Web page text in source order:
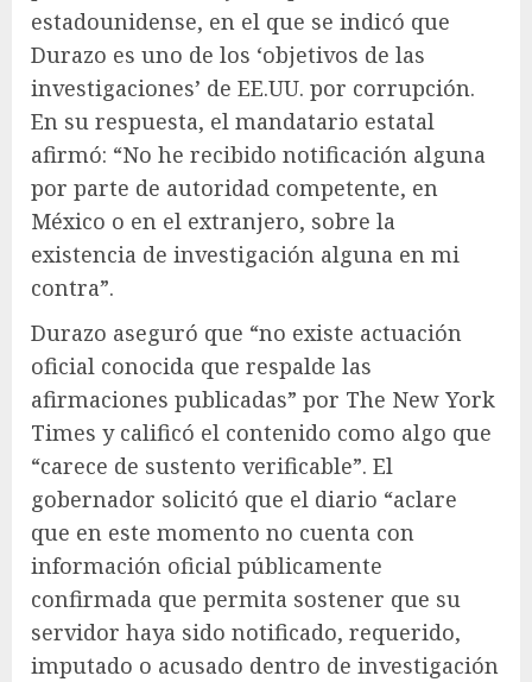
estadounidense, en el que se indicó que
Durazo es uno de los ‘objetivos de las
investigaciones’ de EE.UU. por corrupción.
En su respuesta, el mandatario estatal
afirmó: “No he recibido notificación alguna
por parte de autoridad competente, en
México o en el extranjero, sobre la
existencia de investigación alguna en mi
contra”.
Durazo aseguró que “no existe actuación
oficial conocida que respalde las
afirmaciones publicadas” por The New York
Times y calificó el contenido como algo que
“carece de sustento verificable”. El
gobernador solicitó que el diario “aclare
que en este momento no cuenta con
información oficial públicamente
confirmada que permita sostener que su
servidor haya sido notificado, requerido,
imputado o acusado dentro de investigación